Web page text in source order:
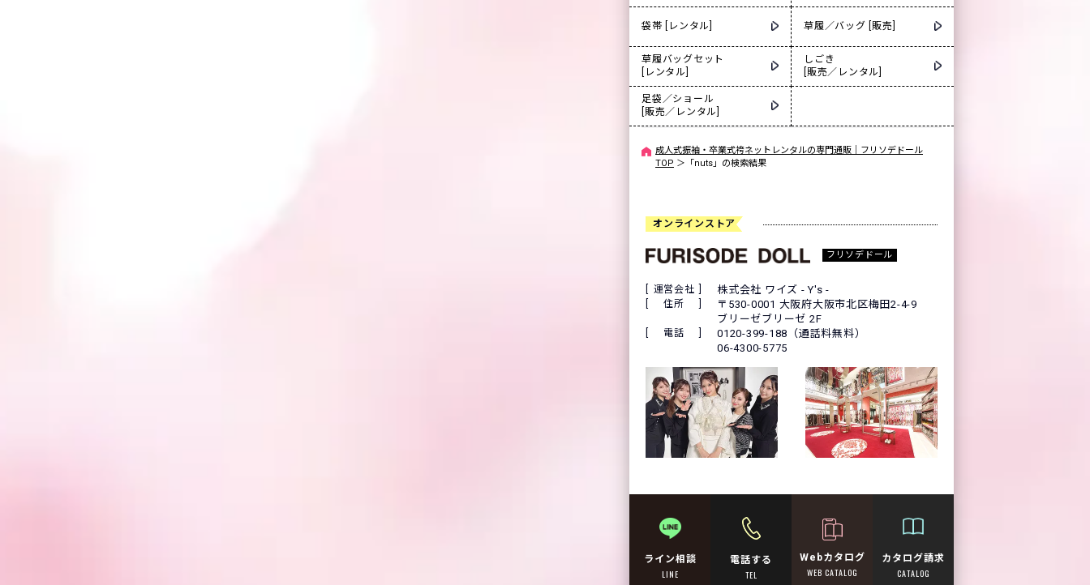
袋帯 [レンタル] 草履／バッグ [販売]
草履バッグセット
[レンタル]
しごき
[販売／レンタル]
足袋／ショール
[販売／レンタル]
成人式振袖・卒業式袴ネットレンタルの専門通販｜フリソデドール
TOP ＞ 「nuts」の検索結果
オンラインストア
フリソデドール
運営会社 株式会社 ワイズ - Y's -
住所
〒530-0001 大阪府大阪市北区梅田2-4-9
ブリーゼブリーゼ 2F
電話
0120-399-188（通話料無料）
06-4300-5775
ライン相談
LINE
電話する
TEL
Webカタログ
WEB CATALOG
カタログ請求
CATALOG